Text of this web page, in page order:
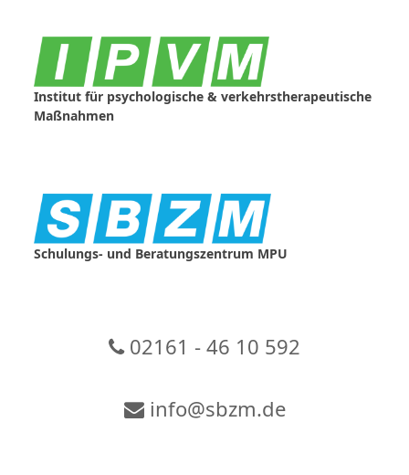
content
Institut für psychologische & verkehrstherapeutische
Maßnahmen
Schulungs- und Beratungszentrum MPU
02161 - 46 10 592
info@sbzm.de